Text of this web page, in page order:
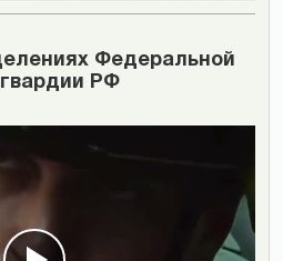
Федеральной
РФ